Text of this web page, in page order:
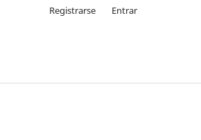
Registrarse Entrar